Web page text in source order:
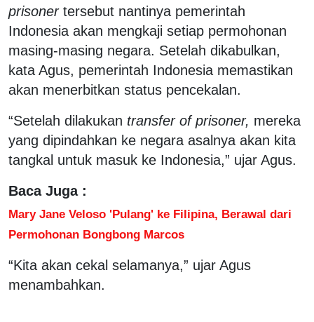
prisonertersebut nantinya pemerintah
Indonesia akan mengkaji setiap permohonan
masing-masing negara. Setelah dikabulkan,
kata Agus, pemerintah Indonesia memastikan
akan menerbitkan status pencekalan.
“Setelah dilakukan transfer of prisoner, mereka
yang dipindahkan ke negara asalnya akan kita
tangkal untuk masuk ke Indonesia,” ujar Agus.
Baca Juga :
Mary Jane Veloso 'Pulang' ke Filipina, Berawal dari
Permohonan Bongbong Marcos
“Kita akan cekal selamanya,” ujar Agus
menambahkan.